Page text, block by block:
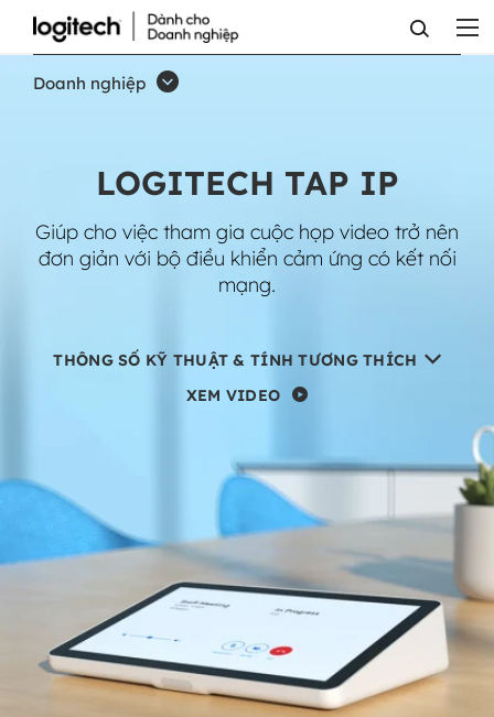
LOGITECH
TAP
Doanh nghiệp
LOGITECH TAP IP
Giúp cho việc tham gia cuộc họp video trở nên
đơn giản với bộ điều khiển cảm ứng có kết nối
mạng.
THÔNG SỐ KỸ THUẬT & TÍNH TƯƠNG THÍCH
XEM VIDEO